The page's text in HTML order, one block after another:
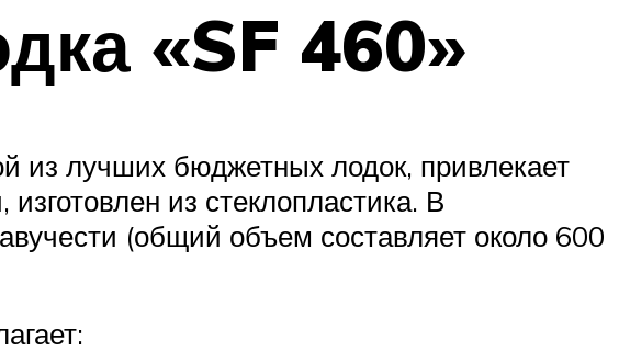
«SF 460»
из лучших бюджетных лодок, привлекает
из стеклопластика. В
(общий объем составляет около 600